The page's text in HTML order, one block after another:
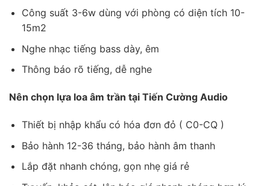
Công suất 3-6w dùng với phòng có diện tích 10-
15m2
Nghe nhạc tiếng bass dày, êm
Thông báo rõ tiếng, dễ nghe
Nên chọn lựa loa âm trần tại Tiến Cường Audio
Thiết bị nhập khẩu có hóa đơn đỏ ( C0-CQ )
Bảo hành 12-36 tháng, bảo hành âm thanh
Lắp đặt nhanh chóng, gọn nhẹ giá rẻ